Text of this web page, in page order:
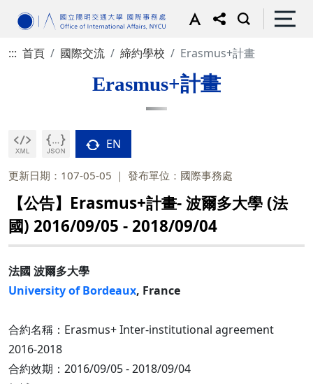
::: 首頁 國際交流 締約學校 Erasmus+計畫
Erasmus+計畫
EN
更新日期：107-05-05 發布單位：國際事務處
【公告】Erasmus+計畫- 波爾多大學 (法
國) 2016/09/05 - 2018/09/04
法國 波爾多大學
University of Bordeaux, France
合約名稱：Erasmus+ Inter-institutional agreement
2016-2018
合約效期：2016/09/05 - 2018/09/04